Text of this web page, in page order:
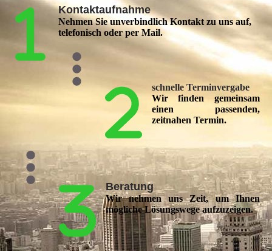
Kontaktaufnahme
Nehmen Sie unverbindlich Kontakt zu uns auf,
telefonisch oder per Mail.
schnelle Terminvergabe
Wir finden gemeinsam
einen passenden,
zeitnahen Termin.
Beratung
Wir nehmen uns Zeit, um Ihnen
mögliche Lösungswege aufzuzeigen.